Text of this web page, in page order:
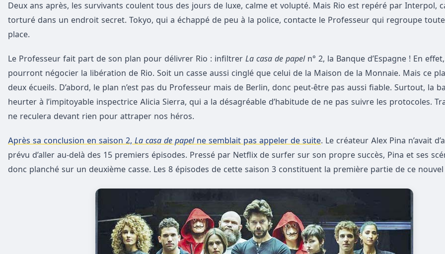
Deux ans après, les survivants coulent tous des jours de luxe, calme et volupté. Mais Rio est repéré par Interpol,
torturé dans un endroit secret. Tokyo, qui a échappé de peu à la police, contacte le Professeur qui regroupe
place.
Le Professeur fait part de son plan pour délivrer Rio : infiltrer La casa de papeln° 2, la Banque d’Espagne ! En
pourront négocier la libération de Rio. Soit un casse aussi cinglé que celui de la Maison de la Monnaie. Mais ce
deux écueils. D’abord, le plan n’est pas du Professeur mais de Berlin, donc peut-être pas aussi fiable. Surtout, la
heurter à l’impitoyable inspectrice Alicia Sierra, qui a la désagréable d’habitude de ne pas suivre les protocoles.
ne reculera devant rien pour attraper nos héros.
Après sa conclusion en saison 2, La casa de papelne semblait pas appeler de suite. Le créateur Alex Pina n’avait
prévu d’aller au-delà des 15 premiers épisodes. Pressé par Netflix de surfer sur son propre succès, Pina et ses
donc planché sur un deuxième casse. Les 8 épisodes de cette saison 3 constituent la première partie de ce